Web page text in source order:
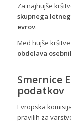
Za najhujše
skupnega
evrov.
Med hujše
obdelava
Smernice
podatkov
Evropska
pravilih za